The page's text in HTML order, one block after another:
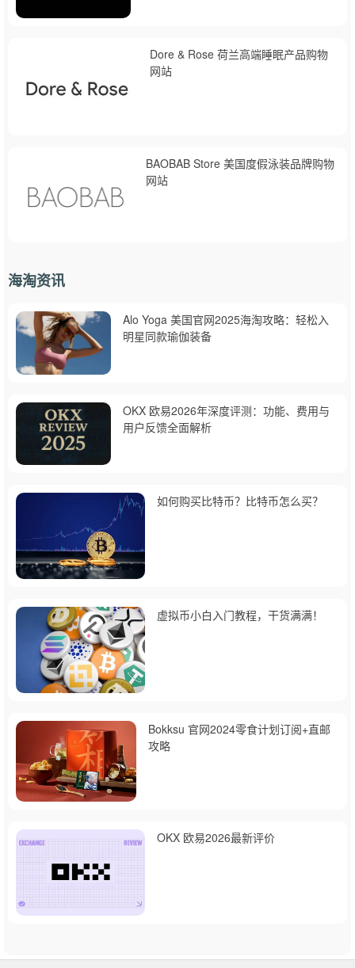
Dore & Rose 荷兰高端睡眠产品购物
网站
BAOBAB Store 美国度假泳装品牌购物
网站
海淘资讯
Alo Yoga 美国官网2025海淘攻略：轻松入
明星同款瑜伽装备
OKX 欧易2026年深度评测：功能、费用与
用户反馈全面解析
如何购买比特币？比特币怎么买？
虚拟币小白入门教程，干货满满！
Bokksu 官网2024零食计划订阅+直邮
攻略
OKX 欧易2026最新评价